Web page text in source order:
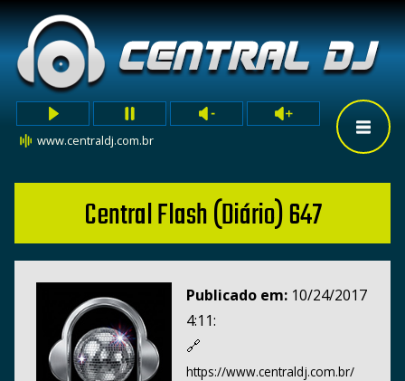
www.centraldj.com.br
Central Flash (Diário) 647
Publicado em: 10/24/2017
4:11:
🔗
https://www.centraldj.com.br/